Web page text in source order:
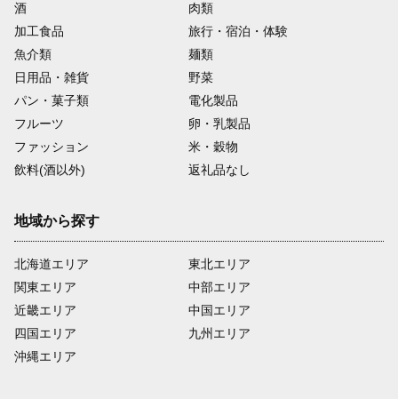
酒
肉類
加工食品
旅行・宿泊・体験
魚介類
麺類
日用品・雑貨
野菜
パン・菓子類
電化製品
フルーツ
卵・乳製品
ファッション
米・穀物
飲料(酒以外)
返礼品なし
地域から探す
北海道エリア
関東エリア
近畿エリア
四国エリア
沖縄エリア
東北エリア
中部エリア
中国エリア
九州エリア